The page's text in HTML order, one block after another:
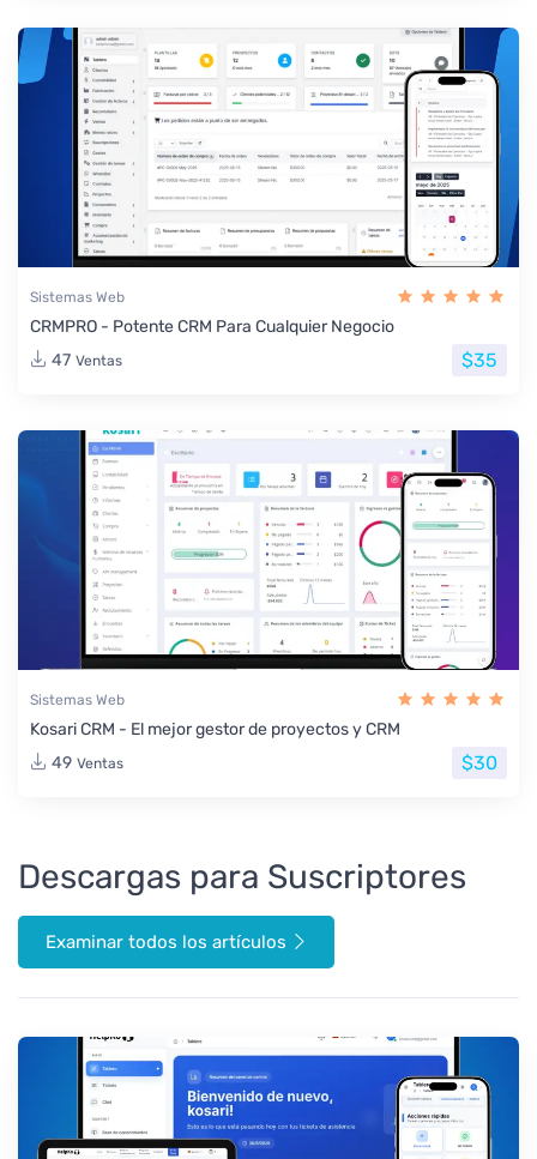
Sistemas Web
CRMPRO - Potente CRM Para Cualquier Negocio
47 Ventas $35
Sistemas Web
Kosari CRM - El mejor gestor de proyectos y CRM
49 Ventas $30
Descargas para Suscriptores
Examinar todos los artículos